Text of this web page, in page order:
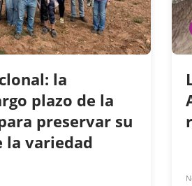
la
plazo de la
preservar su
variedad